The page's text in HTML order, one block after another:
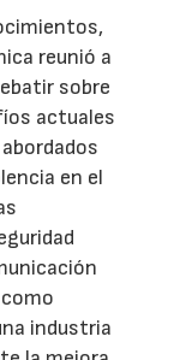
reunió a
sobre
actuales
en el
industria